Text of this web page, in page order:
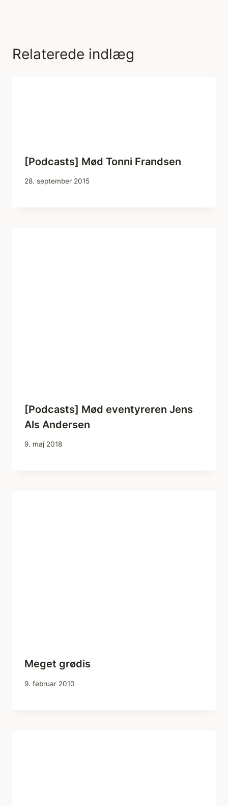
Relaterede indlæg
[Podcasts] Mød Tonni Frandsen
28. september 2015
[Podcasts] Mød eventyreren Jens
Als Andersen
9. maj 2018
Meget grødis
9. februar 2010